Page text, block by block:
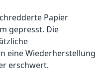
Papier
gepresst. Die
eine Wiederherstellung
erschwert.